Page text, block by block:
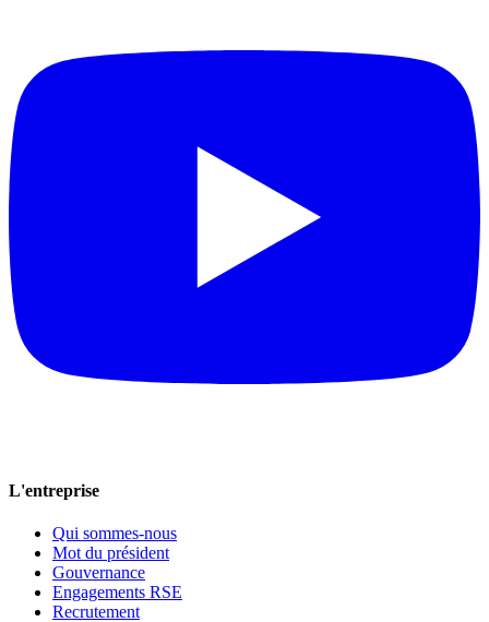
L'entreprise
Qui sommes-nous
Mot du président
Gouvernance
Engagements RSE
Recrutement